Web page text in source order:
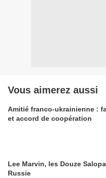
Vous aimerez aussi
Amitié franco-ukrainienne :
et accord de coopération
Lee Marvin, les Douze
Russie